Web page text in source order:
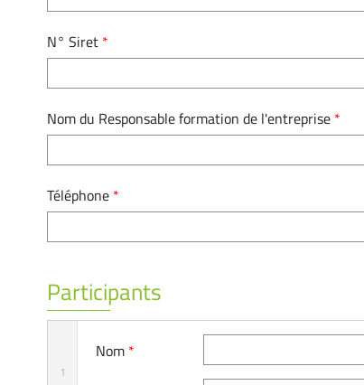
N° Siret *
Nom du Responsable formation de l'entreprise *
Téléphone *
Participants
1
Nom *